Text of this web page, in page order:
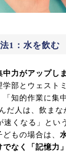
1：水を飲む
力がアップし
学部とウェスト
知的作業に集
だ人は、飲まな
くなる」とい
もの場合は、
でなく「記憶力